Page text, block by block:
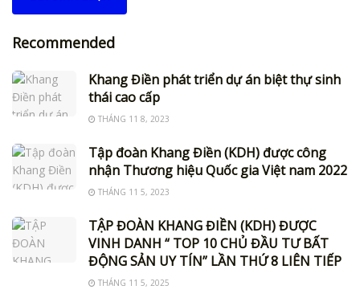
Recommended
Khang Điền phát triển dự án biệt thự sinh
thái cao cấp
THÁNG 11 8, 2023
Tập đoàn Khang Điền (KDH) được công
nhận Thương hiệu Quốc gia Việt nam 2022
THÁNG 11 5, 2023
TẬP ĐOÀN KHANG ĐIỀN (KDH) ĐƯỢC
VINH DANH “ TOP 10 CHỦ ĐẦU TƯ BẤT
ĐỘNG SẢN UY TÍN” LẦN THỨ 8 LIÊN TIẾP
THÁNG 11 5, 2025